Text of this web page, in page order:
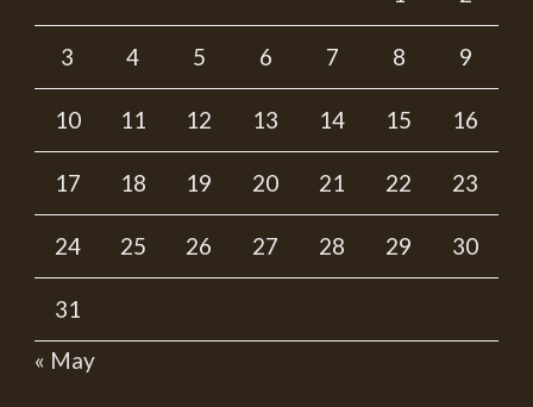
3 4 5 6 7 8 9
10 11 12 13 14 15 16
17 18 19 20 21 22 23
24 25 26 27 28 29 30
31
« May